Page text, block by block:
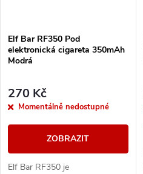
Elf Bar RF350 Pod
elektronická cigareta 350mAh
Modrá
270 Kč
Momentálně nedostupné
ZOBRAZIT
Elf Bar RF350 je